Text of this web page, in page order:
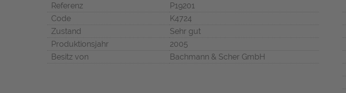
Referenz
P19201
Code
K4724
Zustand
Sehr gut
Produktionsjahr
2005
Besitz von
Bachmann & Scher GmbH